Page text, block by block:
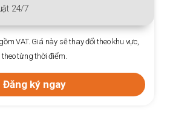
24/7
VAT. Giá này sẽ thay đổi theo khu vực,
theo từng thời điểm.
Đăng ký ngay